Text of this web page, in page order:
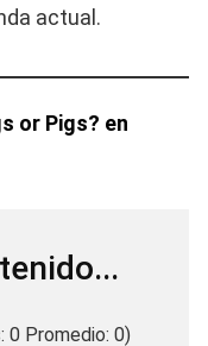
actual.
or Pigs? en
0Promedio: 0)